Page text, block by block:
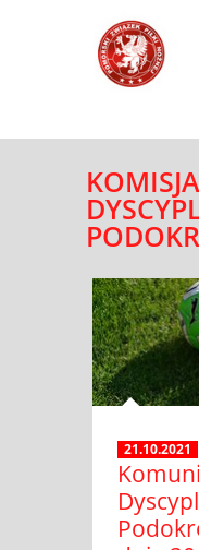
KOMISJA
21.10.2021